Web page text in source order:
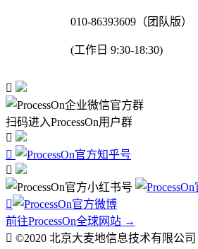
010-86393609（团队版）
(工作日 9:30-18:30)

扫码进入ProcessOn用户群




前往ProcessOn全球网站 →
 ©2020 北京大麦地信息技术有限公司